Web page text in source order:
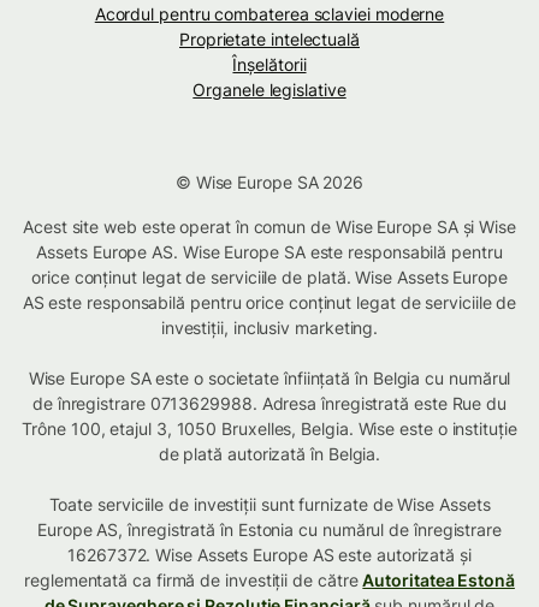
Acordul pentru combaterea sclaviei moderne
Proprietate intelectuală
Înșelătorii
Organele legislative
© Wise Europe SA 2026
Acest site web este operat în comun de Wise Europe SA și Wise
Assets Europe AS. Wise Europe SA este responsabilă pentru
orice conținut legat de serviciile de plată. Wise Assets Europe
AS este responsabilă pentru orice conținut legat de serviciile de
investiții, inclusiv marketing.
Wise Europe SA este o societate înființată în Belgia cu numărul
de înregistrare 0713629988. Adresa înregistrată este Rue du
Trône 100, etajul 3, 1050 Bruxelles, Belgia. Wise este o instituție
de plată autorizată în Belgia.
Toate serviciile de investiții sunt furnizate de Wise Assets
Europe AS, înregistrată în Estonia cu numărul de înregistrare
16267372. Wise Assets Europe AS este autorizată și
reglementată ca firmă de investiții de cătreAutoritatea Estonă